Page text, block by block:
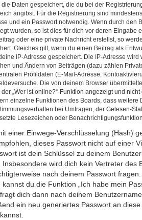
Daten gespeichert, die du bei der
angibst. Für die Registrierung sind
und ein Passwort notwendig. Wenn durch den
wurden, so ist dies für dich vor deren Eingabe
oder eine private Nachricht erstellst, so
Gleiches gilt, wenn du einen Beitrag als
IP-Adresse gespeichert. Die IP-Adresse
und Ändern von Beiträgen (dazu zählen
Profildaten (E-Mail-Adresse,
Die von deinem Browser
„Wer ist online?“-Funktion angezeigt und
einzelne Funktionen des Boards, dass weitere
bei Umfragen, der Gelesen-
Lesezeichen oder
einer Einwege-Verschlüsselung (Hash)
dieses Passwort nicht auf einer
ist dein Schlüssel zu deinem
wird dich kein Vertreter des
nach deinem Passwort
du die Funktion „Ich habe mein
dich dann nach deinem
ein neu generiertes Passwort an